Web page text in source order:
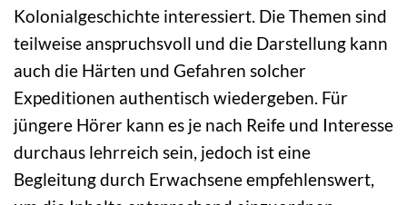
Kolonialgeschichte interessiert. Die Themen sind
teilweise anspruchsvoll und die Darstellung kann
auch die Härten und Gefahren solcher
Expeditionen authentisch wiedergeben. Für
jüngere Hörer kann es je nach Reife und Interesse
durchaus lehrreich sein, jedoch ist eine
Begleitung durch Erwachsene empfehlenswert,